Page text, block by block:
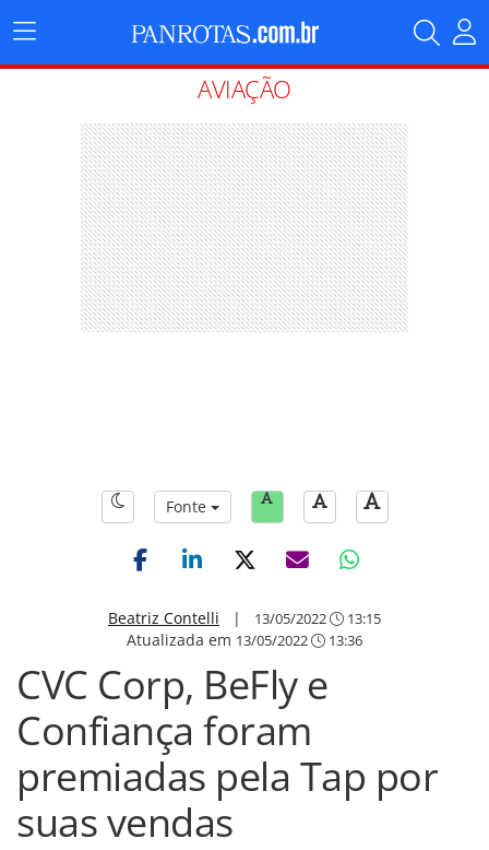
Menu
Principal
AVIAÇÃO
Fonte
Beatriz Contelli | 13/05/2022 13:15
Atualizada em 13/05/2022 13:36
CVC Corp, BeFly e
Confiança foram
premiadas pela Tap por
suas vendas